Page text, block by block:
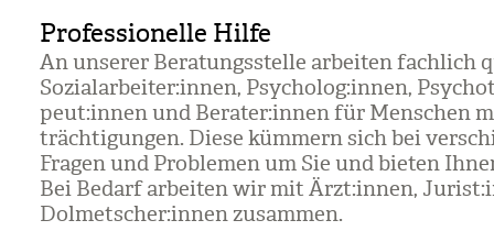
Professionelle Hilfe
An unse­rer Bera­tungs­stelle arbei­ten fach­lich
Sozi­al­ar­bei­ter:innen, Psy­cho­log:innen,
peut:innen und Bera­ter:innen für Men­schen
träch­ti­gun­gen. Diese küm­mern sich bei
Fra­gen und Pro­ble­men um Sie und bie­ten
Bei Bedarf arbei­ten wir mit Ärzt:innen,
Dol­met­scher:innen zusam­men.